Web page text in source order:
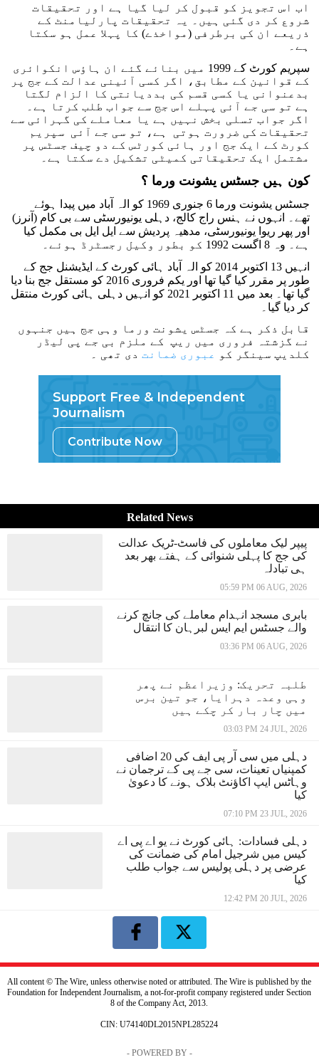
اب اس تجویز کو قبول کر لیا گیا ہے اور تحقیقات
شروع کر دی گئی ہیں۔ یہ تحقیقات پارلیامنٹ کے
ذریعے ان کی برطرفی (مواخذے) کا پہلا عمل ہو سکتا
ہے۔
سپریم کورٹ کے 1999 میں بنائے گئے ان ہاؤس انکوائری
کے قوانین کے مطابق، اگر کسی آئینی عدالت کے جج پر
بدعنوانی یا کسی قسم کی بددیانتی کا الزام لگتا
ہے تو سی جے آئی پہلے اس جج سے جواب طلب کرتا ہے۔
اگر جواب تسلی بخش نہیں ہے یا معاملے کی گہرائی سے
تحقیقات کی ضرورت ہوتی ہے، تو سی جے آئی سپریم
کورٹ کے ایک جج اور ہائی کورٹس کے دو چیف جسٹس پر
مشتمل ایک تحقیقاتی کمیٹی تشکیل دے سکتا ہے۔
کون ہیں جسٹس یشونت ورما ؟
جسٹس یشونت ورما 6 جنوری 1969 کو الہ آباد میں پیدا ہوئے
تھے۔ انہوں نے ہنس راج کالج، دہلی یونیورسٹی سے بی کام (آنرز)
اور پھر ریوا یونیورسٹی، مدھیہ پردیش سے ایل ایل بی مکمل کیا
ہے۔ وہ 8 اگست 1992 کو بطور وکیل رجسٹرڈ ہوئے۔
انہیں 13 اکتوبر 2014 کو الہ آباد ہائی کورٹ کے ایڈیشنل جج کے
طور پر مقرر کیا گیا تھا اور یکم فروری 2016 کو مستقل جج بنا دیا
گیا تھا۔ بعد میں 11 اکتوبر 2021 کو انہیں دہلی ہائی کورٹ منتقل
کر دیا گیا۔
قابل ذکر ہے کہ جسٹس یشونت ورما وہی جج ہیں جنہوں
نے گزشتہ فروری میں ریپ کے ملزم بی جے پی لیڈر
کلدیپ سینگر کو
عبوری ضمانت دی تھی ۔
Support Free & Independent
Journalism
Contribute Now
Related News
پیپر لیک معاملوں کی فاسٹ-ٹریک عدالت
کی جج کا پہلی شنوائی کے ہفتے بھر بعد
ہی تبادلہ
05:59 PM 06 AUG, 2026
بابری مسجد انہدام معاملے کی جانچ کرنے
والے جسٹس ایم ایس لبرہان کا انتقال
03:36 PM 06 AUG, 2026
طلبہ تحریک: وزیراعظم نے پھر
وہی وعدہ دہرایا، جو تین برس
میں چار بار کر چکے ہیں
03:03 PM 24 JUL, 2026
دہلی میں سی آر پی ایف کی 20 اضافی
کمپنیاں تعینات، سی جے پی کے ترجمان نے
وہاٹس ایپ اکاؤنٹ بلاک ہونے کا دعویٰ
کیا
07:10 PM 23 JUL, 2026
دہلی فسادات: ہائی کورٹ نے یو اے پی اے
کیس میں شرجیل امام کی ضمانت کی
عرضی پر دہلی پولیس سے جواب طلب
کیا
12:42 PM 20 JUL, 2026
All content © The Wire, unless otherwise noted or attributed. The Wire is published by the
Foundation for Independent Journalism, a not-for-profit company registered under Section
8 of the Company Act, 2013.
CIN: U74140DL2015NPL285224
- POWERED BY -